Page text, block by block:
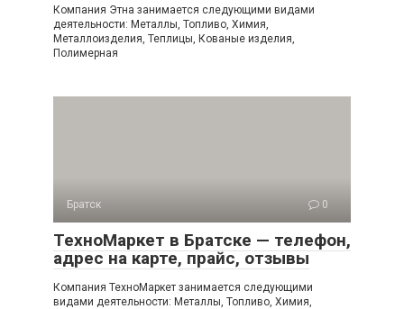
Компания Этна занимается следующими видами
деятельности: Металлы, Топливо, Химия,
Металлоизделия, Теплицы, Кованые изделия,
Полимерная
Братск 0
ТехноМаркет в Братске — телефон,
адрес на карте, прайс, отзывы
Компания ТехноМаркет занимается следующими
видами деятельности: Металлы, Топливо, Химия,